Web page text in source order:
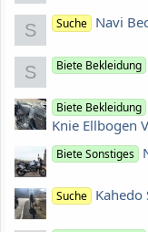
S Suche Navi
S Biete Bekleidung
Biete Bekleidung
Knie Ellbogen
Biete Sonstiges
Suche Kahedo